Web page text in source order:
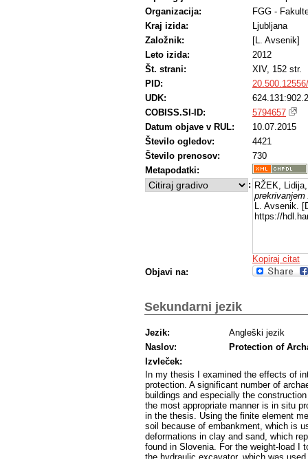
Organizacija:
FGG -
Kraj izida:
Ljubljana
Založnik:
[L. Avsenik]
Leto izida:
2012
Št. strani:
XIV, 152 str.
PID:
UDK:
COBISS.SI-ID:
5794657
Datum objave v RUL:
10.07.2015
Število ogledov:
4421
Število prenosov:
730
Metapodatki:
: RŽEK,
L. Avsenik.
https://
Kopiraj citat
Objavi na:
Sekundarni jezik
Jezik:
Angleški jezik
Naslov:
Protection of
Izvleček:
In my thesis I examined the effects of
protection. A significant number of
buildings and especially the
the most appropriate manner is in situ
in the thesis. Using the finite element
soil because of embankment, which is
deformations in clay and sand, which
found in Slovenia. For the weight-load I
the hydraulic excavator, which was